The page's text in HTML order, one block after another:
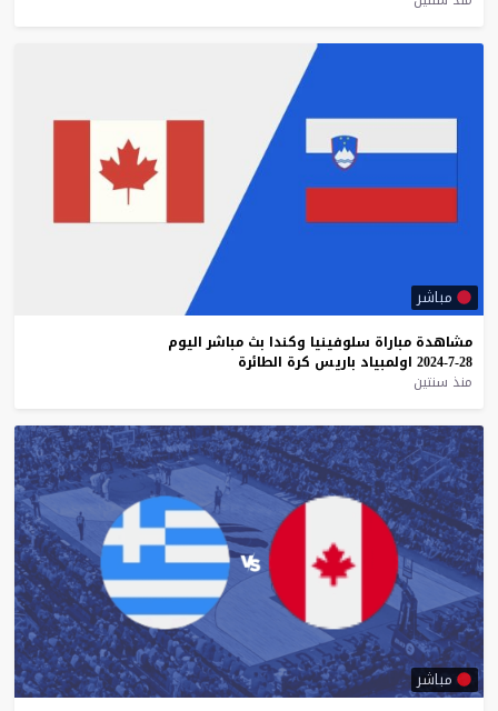
مباشر
مشاهدة مباراة سلوفينيا وكندا بث مباشر اليوم
28-7-2024
اولمبياد باريس كرة الطائرة
منذ سنتين
مباشر